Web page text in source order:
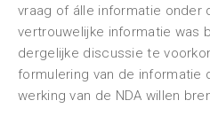
vraag of álle informatie onder
vertrouwelijke informatie was
dergelijke discussie te
formulering van de informatie
werking van de NDA willen